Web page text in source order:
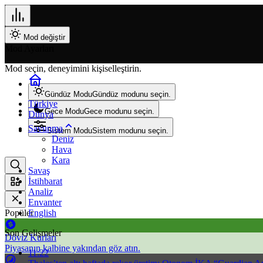
Mod değiştir
Mod seçin, deneyimini kişiselleştirin.
Gündüz ModuGündüz modunu seçin.
Gece ModuGece modunu seçin.
Sistem ModuSistem modunu seçin.
Popüler
Döviz Kurları
Piyasanın kalbine yakından göz atın.
Türkiye
Dünya
Savunma
Deniz
Hava
Kara
Savaş
İstihbarat
Analiz
Envanter
English
Son Gelişmeler
11:22